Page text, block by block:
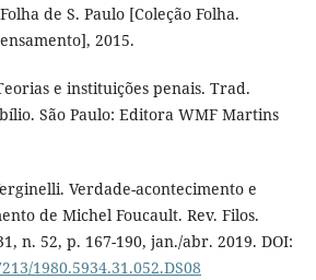
de S. Paulo [Coleção Folha.
2015.
e instituições penais. Trad.
São Paulo: Editora WMF Martins
Verdade-acontecimento e
de Michel Foucault. Rev. Filos.
n. 52, p. 167-190, jan./abr. 2019. DOI:
1980.5934.31.052.DS08